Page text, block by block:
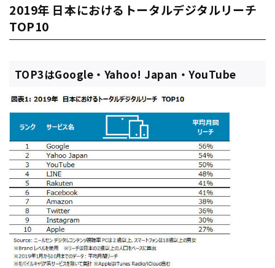
2019年 日本におけるトータルデジタルリーチ
TOP10
TOP3はGoogle・Yahoo! Japan・YouTube